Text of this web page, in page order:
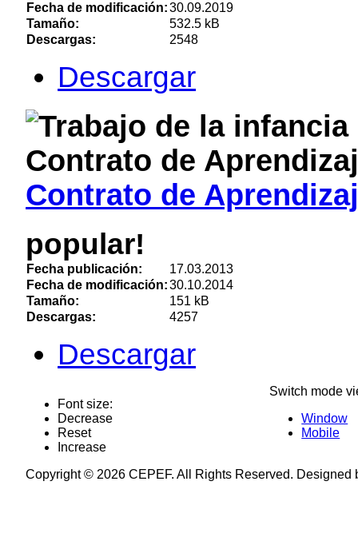
Fecha de modificación:30.09.2019
Tamaño:
532.5 kB
Descargas:
2548
Descargar
Contrato de
popular!
Fecha publicación:
17.03.2013
Fecha de modificación:30.10.2014
Tamaño:
151 kB
Descargas:
4257
Descargar
Font size:
Decrease
Reset
Increase
Switch mode
Window
Mobile
Copyright © 2026 CEPEF. All Rights Reserved. Designed